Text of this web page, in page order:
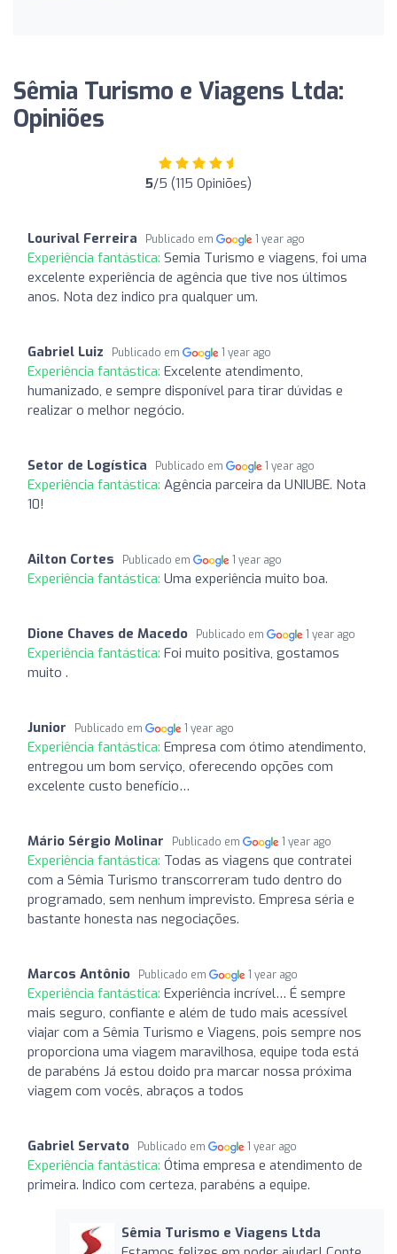
Sêmia Turismo e Viagens Ltda:
Opiniões
5/5 (115 Opiniões)
Lourival Ferreira Publicado em 1 year ago
Experiência fantástica: Semia Turismo e viagens, foi uma
excelente experiência de agência que tive nos últimos
anos. Nota dez indico pra qualquer um.
Gabriel Luiz Publicado em 1 year ago
Experiência fantástica: Excelente atendimento,
humanizado, e sempre disponível para tirar dúvidas e
realizar o melhor negócio.
Setor de Logística Publicado em 1 year ago
Experiência fantástica: Agência parceira da UNIUBE. Nota
10!
Ailton Cortes Publicado em 1 year ago
Experiência fantástica: Uma experiência muito boa.
Dione Chaves de Macedo Publicado em 1 year ago
Experiência fantástica: Foi muito positiva, gostamos
muito .
Junior Publicado em 1 year ago
Experiência fantástica: Empresa com ótimo atendimento,
entregou um bom serviço, oferecendo opções com
excelente custo benefício…
Mário Sérgio Molinar Publicado em 1 year ago
Experiência fantástica: Todas as viagens que contratei
com a Sêmia Turismo transcorreram tudo dentro do
programado, sem nenhum imprevisto. Empresa séria e
bastante honesta nas negociações.
Marcos Antônio Publicado em 1 year ago
Experiência fantástica: Experiência incrível… É sempre
mais seguro, confiante e além de tudo mais acessível
viajar com a Sêmia Turismo e Viagens, pois sempre nos
proporciona uma viagem maravilhosa, equipe toda está
de parabéns Já estou doido pra marcar nossa próxima
viagem com vocês, abraços a todos
Gabriel Servato Publicado em 1 year ago
Experiência fantástica: Ótima empresa e atendimento de
primeira. Indico com certeza, parabéns a equipe.
Sêmia Turismo e Viagens Ltda